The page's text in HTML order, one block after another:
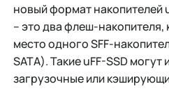
новый формат накопителей
– это два флеш-
место одного SFF-
SATA). Такие uFF-SSD могут
загрузочные или